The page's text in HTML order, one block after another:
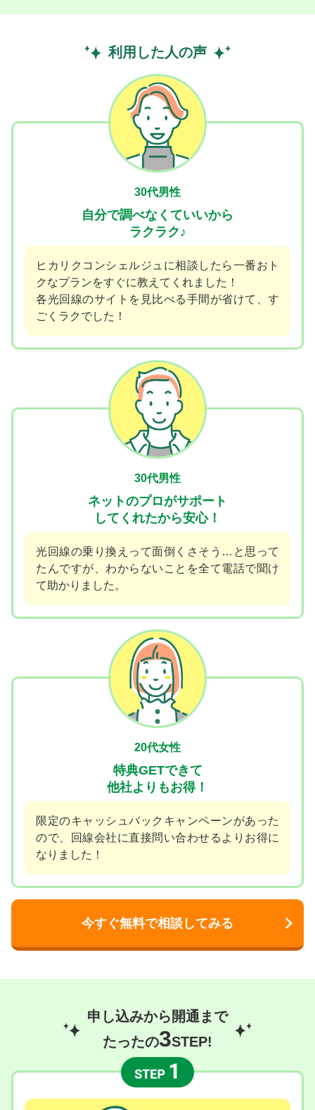
利用した人の声
30代男性
自分で調べなくていいから
ラクラク♪
ヒカリクコンシェルジュに相談したら一番おト
クなプランをすぐに教えてくれました！
各光回線のサイトを見比べる手間が省けて、す
ごくラクでした！
30代男性
ネットのプロがサポート
してくれたから安心！
光回線の乗り換えって面倒くさそう…と思って
たんですが、わからないことを全て電話で聞け
て助かりました。
20代女性
特典GETできて
他社よりもお得！
限定のキャッシュバックキャンペーンがあった
ので、回線会社に直接問い合わせるよりお得に
なりました！
今すぐ無料で相談してみる
申し込みから開通まで
たったの3STEP!